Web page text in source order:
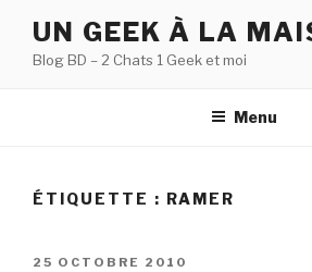
contenu
UN GEEK À LA
Blog BD – 2 Chats 1 Geek et moi
Menu
ÉTIQUETTE : RAMER
PUBLIÉ
25 OCTOBRE 2010